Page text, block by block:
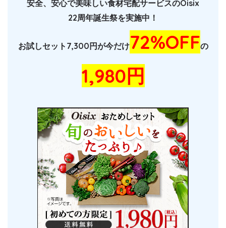
安全、安心で美味しい食材宅配サービスのOisix
22周年誕生祭を実施中！
お試しセット7,300円が今だけ72%OFFの
1,980円